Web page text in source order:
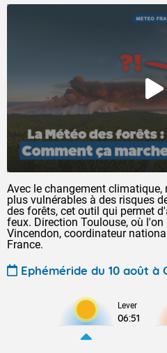
Avec le changement
plus vulnérables à des risques
des forêts, cet outil qui permet
feux. Direction Toulouse, où
Vincendon, coordinateur
France.
Ephéméride du 10 août à
Lever
06:51